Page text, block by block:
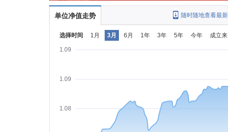
单位净值走势 随时随地查看最
选择时间 1月 3月 6月 1年 3年 5年 今年 成立来
1.08
1.09
1.09